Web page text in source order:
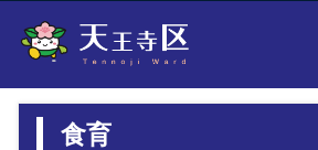
食育